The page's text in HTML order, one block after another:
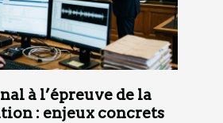
à l’épreuve de la
: enjeux concrets